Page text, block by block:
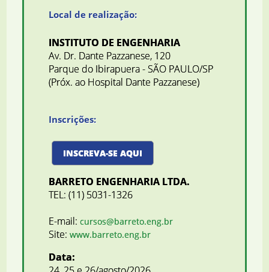
Local de realização:
INSTITUTO DE ENGENHARIA
Av. Dr. Dante Pazzanese, 120
Parque do Ibirapuera - SÃO PAULO/SP
(Próx. ao Hospital Dante Pazzanese)
Inscrições:
INSCREVA-SE AQUI
BARRETO ENGENHARIA LTDA.
TEL: (11) 5031-1326
E-mail: cursos@barreto.eng.br
Site: www.barreto.eng.br
Data: